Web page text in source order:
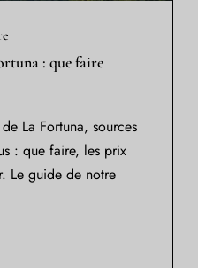
: que faire
La Fortuna, sources
: que faire, les prix
Le guide de notre